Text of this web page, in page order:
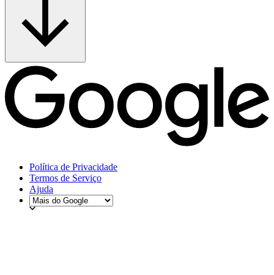
Política de Privacidade
Termos de Serviço
Ajuda